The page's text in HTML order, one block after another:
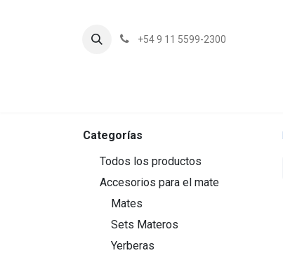
+54 9 11 5599-2300
Categorías
Todos los productos
Accesorios para el mate
Mates
Sets Materos
Yerberas